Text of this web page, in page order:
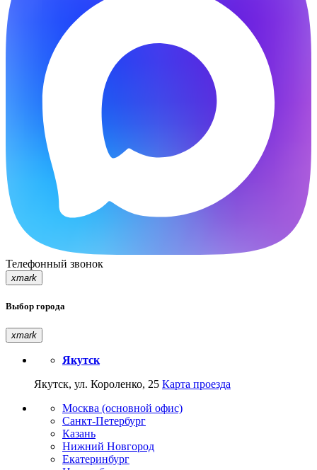
Телефонный звонок
xmark
Выбор города
xmark
Якутск
Якутск, ул. Короленко, 25 Карта проезда
Москва (основной офис)
Санкт-Петербург
Казань
Нижний Новгород
Екатеринбург